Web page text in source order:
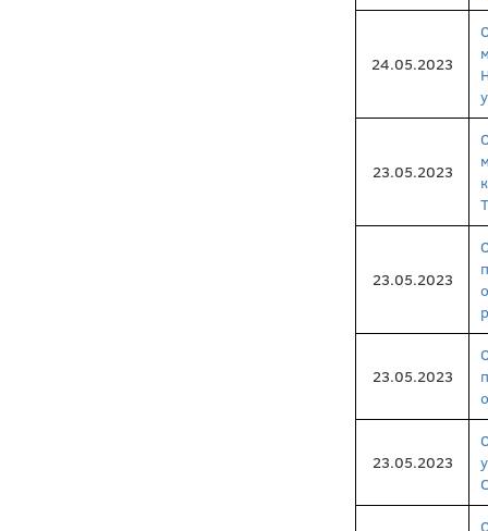
24.05.2023
23.05.2023
23.05.2023
23.05.2023
23.05.2023